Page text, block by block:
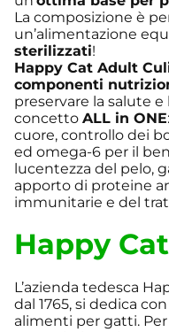
La composizione è
un’alimentazione
sterilizzati!
Happy Cat Adult
componenti
preservare la salute
concetto ALL in ONE
cuore, controllo dei
ed omega-6 per il
lucentezza del pelo,
apporto di proteine
immunitarie e del
Happy Cat
L’azienda tedesca
dal 1765, si dedica
alimenti per gatti. Per